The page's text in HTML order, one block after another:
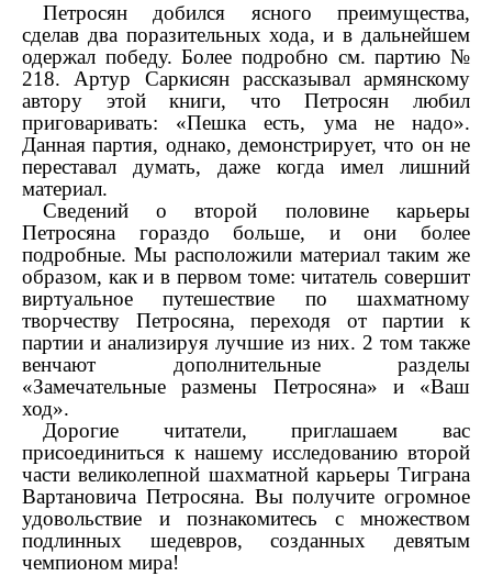
Петросян добился ясного преимущества,
сделав два поразительных хода, и в дальнейшем
одержал победу. Более подробно см. партию №
218. Артур Саркисян рассказывал армянскому
автору этой книги, что Петросян любил
приговаривать: «Пешка есть, ума не надо».
Данная партия, однако, демонстрирует, что он не
переставал думать, даже когда имел лишний
материал.
Сведений о второй половине карьеры
Петросяна гораздо больше, и они более
подробные. Мы расположили материал таким же
образом, как и в первом томе: читатель совершит
виртуальное путешествие по шахматному
творчеству Петросяна, переходя от партии к
партии и анализируя лучшие из них. 2 том также
венчают дополнительные разделы
«Замечательные размены Петросяна» и «Ваш
ход».
Дорогие читатели, приглашаем вас
присоединиться к нашему исследованию второй
части великолепной шахматной карьеры Тиграна
Вартановича Петросяна. Вы получите огромное
удовольствие и познакомитесь с множеством
подлинных шедевров, созданных девятым
чемпионом мира!